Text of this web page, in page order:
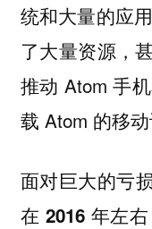
统和大量的应
了大量资源，
推动 Atom 手
载 Atom 的移
面对巨大的亏
在 2016 年左